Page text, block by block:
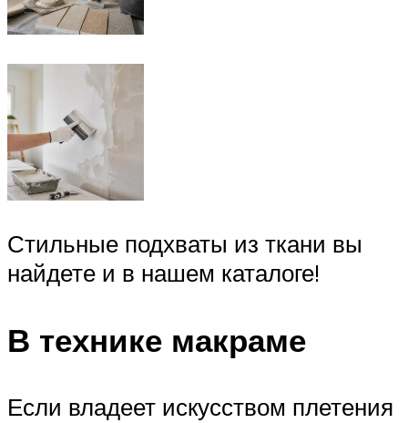
Стильные подхваты из ткани вы
найдете и в нашем каталоге!
В технике макраме
Если владеет искусством плетения